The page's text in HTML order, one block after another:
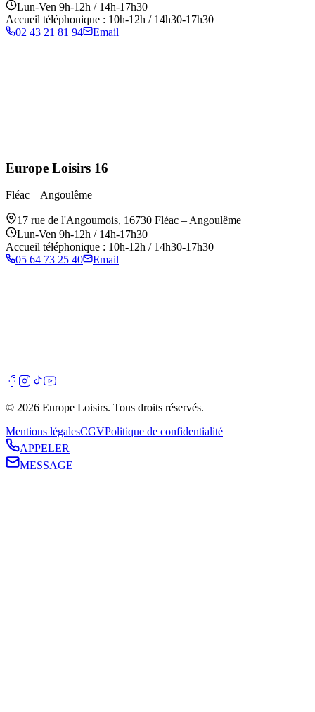
Lun-Ven 9h-12h / 14h-17h30
Accueil téléphonique : 10h-12h / 14h30-17h30
02 43 21 81 94
Email
Europe Loisirs 16
Fléac – Angoulême
17 rue de l'Angoumois, 16730 Fléac – Angoulême
Lun-Ven 9h-12h / 14h-17h30
Accueil téléphonique : 10h-12h / 14h30-17h30
05 64 73 25 40
Email
© 2026 Europe Loisirs. Tous droits réservés.
Mentions légalesCGVPolitique de confidentialité
APPELER
MESSAGE